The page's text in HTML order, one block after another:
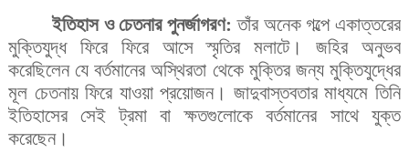
ইতিহাস ও চেতনার পুনর্জাগরণ: তাঁর অনেক গল্পে একাত্তরের
মুক্তিযুদ্ধ ফিরে ফিরে আসে স্মৃতির মলাটে। জহির অনুভব
করেছিলেন যে বর্তমানের অস্থিরতা থেকে মুক্তির জন্য মুক্তিযুদ্ধের
মূল চেতনায় ফিরে যাওয়া প্রয়োজন। জাদুবাস্তবতার মাধ্যমে তিনি
ইতিহাসের সেই ট্রমা বা ক্ষতগুলোকে বর্তমানের সাথে যুক্ত
করেছেন।